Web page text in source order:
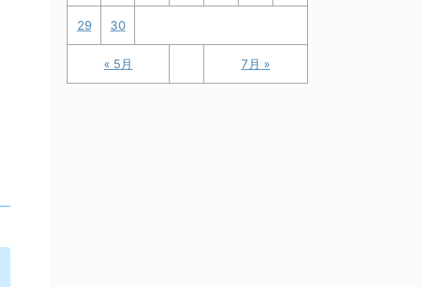
« 5月 7月 »
29 30